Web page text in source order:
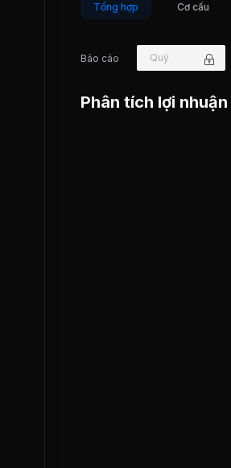
Tổng hợp Cơ cấu
Báo cáo Quý
Phân tích lợi nhuận